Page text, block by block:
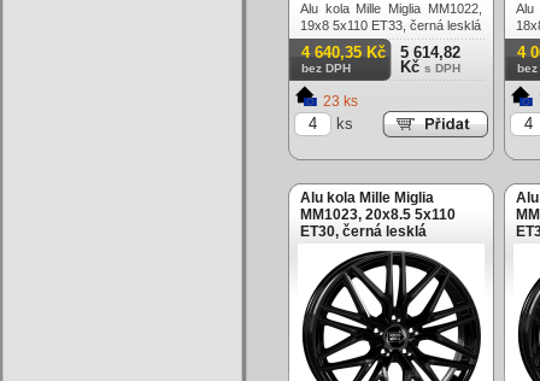
Alu kola Mille Miglia MM1022,
19x8 5x110 ET33, černá lesklá
4 640,35 Kč
bez DPH
5 614,82
Kč s DPH
23 ks
ks
Alu
4
bez
Alu kola Mille Miglia
MM1023, 20x8.5 5x110
ET30, černá lesklá